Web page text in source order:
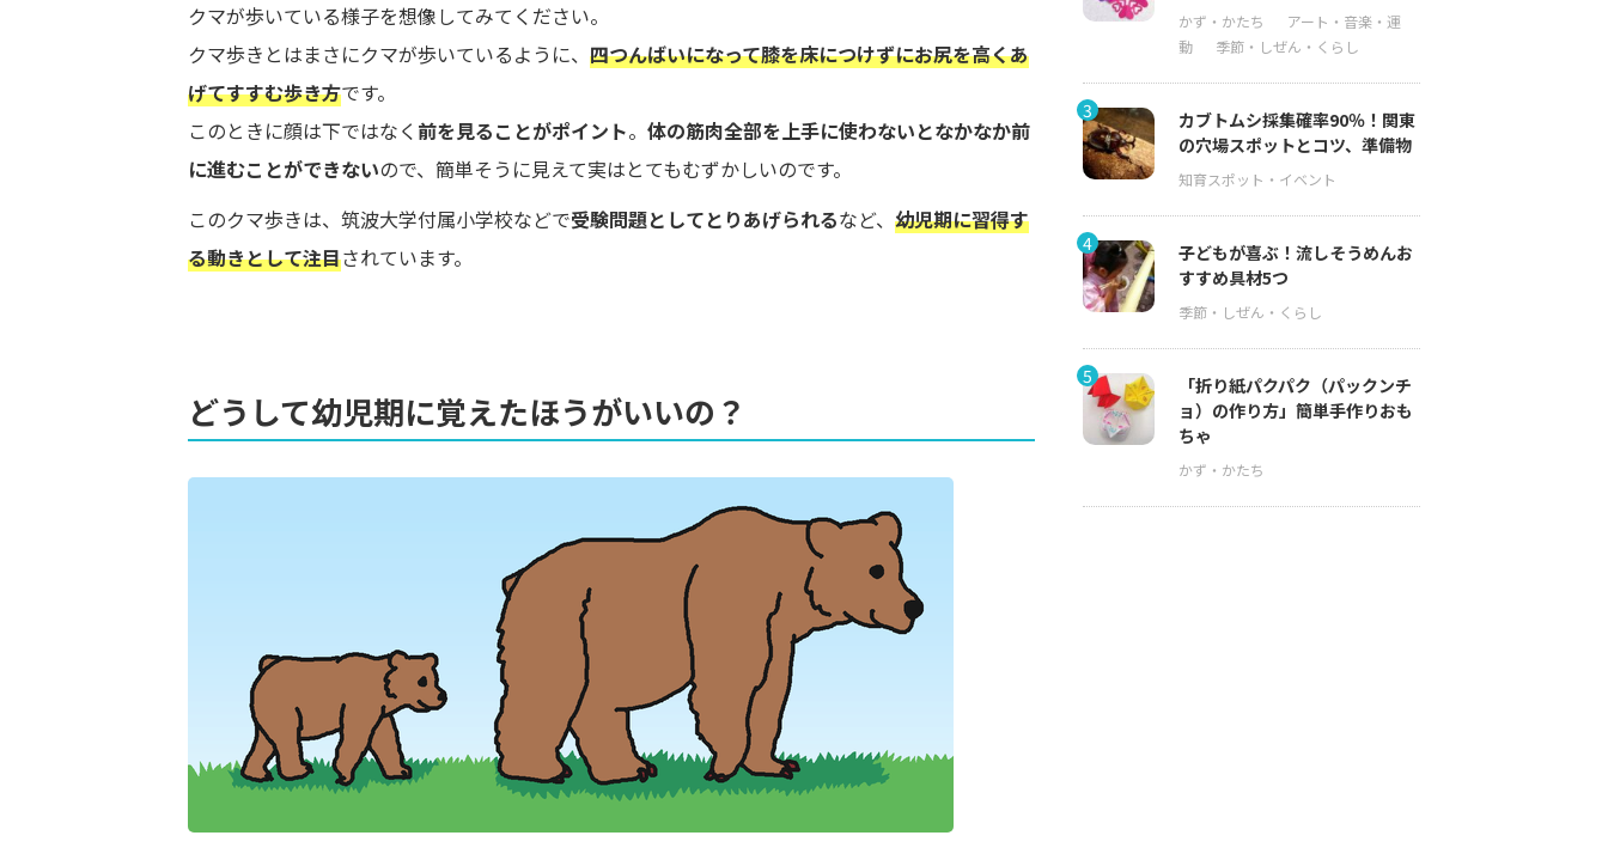
クマが歩いている様子を想像してみてください。
クマ歩きとはまさにクマが歩いているように、 四つんばいになって膝を床につけずにお尻を高くあ
げてすすむ歩き方です。
このときに顔は下ではなく 前を見ることがポイント。 体の筋肉全部を上手に使わないとなかなか前
に進むことができないので、簡単そうに見えて実はとてもむずかしいのです。
このクマ歩きは、筑波大学付属小学校などで受験問題としてとりあげられるなど、 幼児期に習得す
る動きとして注目されています。
どうして幼児期に覚えたほうがいいの？
3
カブトムシ採集確率90％！関東
の穴場スポットとコツ、準備物
4
子どもが喜ぶ！流しそうめんお
すすめ具材5つ
5
「折り紙パクパク（パックンチ
ョ）の作り方」簡単手作りおも
ちゃ